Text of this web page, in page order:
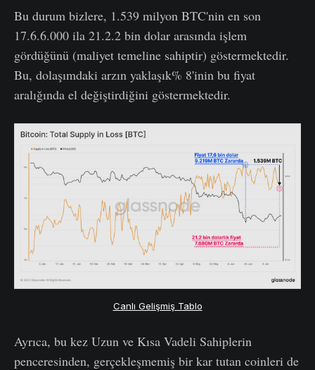
Bu durum bizlere, 1.539 milyon BTC'nin en son
17.6.6.000 ila 21.2.2 bin dolar arasında işlem
gördüğünü (maliyet temeline sahiptir) göstermektedir.
Bu, dolaşımdaki arzın yaklaşık% 8'inin bu fiyat
aralığında el değiştirdiğini göstermektedir.
Canlı Gelişmiş Tablo
Ayrıca, bu kez Uzun ve Kısa Vadeli Sahiplerin
penceresinden, gerçekleşmemiş bir kar tutan coinleri de